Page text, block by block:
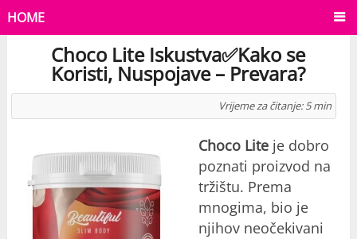
HOME
Choco Lite Iskustva✅Kako se
Koristi, Nuspojave – Prevara?
Vrijeme za čitanje: 5 min
Choco Lite je dobro
poznati proizvod na
tržištu. Prema
mnogima, bio je
njihov neočekivani